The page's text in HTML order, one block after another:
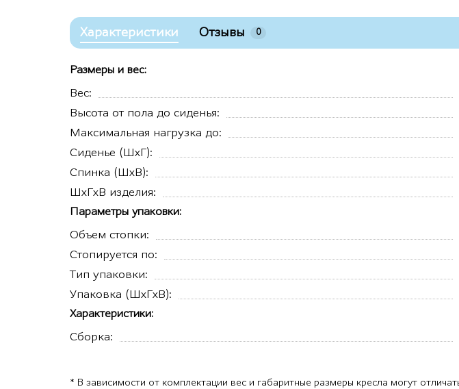
Характеристики Отзывы 0
Размеры и вес:
Вес:
Высота от пола до сиденья:
Максимальная нагрузка до:
Сиденье (ШхГ):
Спинка (ШхВ):
ШхГхВ изделия:
Параметры упаковки:
Объем стопки:
Стопируется по:
Тип упаковки:
Упаковка (ШхГхВ):
Характеристики:
Сборка:
* В зависимости от комплектации вес и габаритные размеры кресла могут